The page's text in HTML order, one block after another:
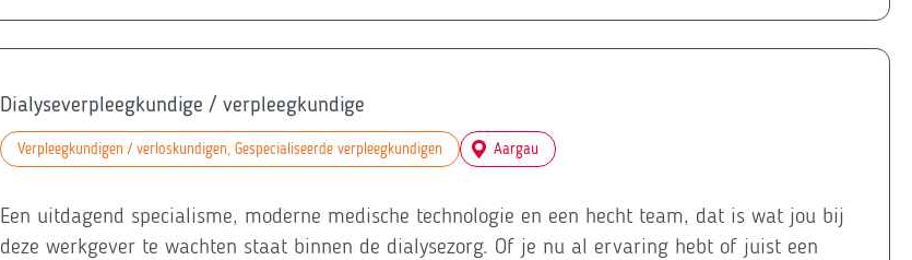
Dialyseverpleegkundige / verpleegkundige
Verpleegkundigen / verloskundigen, Gespecialiseerde verpleegkundigen Aargau
Een uitdagend specialisme, moderne medische technologie en een hecht team, dat is wat jou bij
deze werkgever te wachten staat binnen de dialysezorg. Of je nu al ervaring hebt of juist een